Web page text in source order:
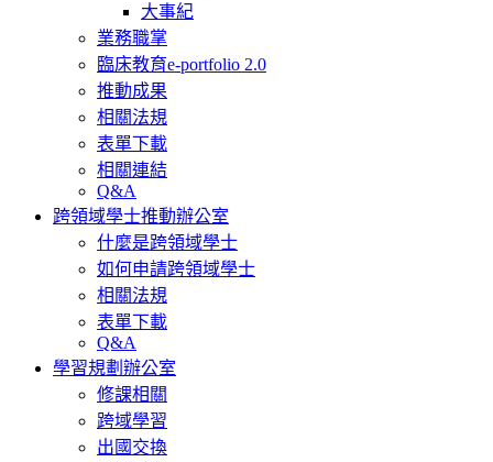
大事紀
業務職掌
臨床教育e-portfolio 2.0
推動成果
相關法規
表單下載
相關連結
Q&A
跨領域學士推動辦公室
什麼是跨領域學士
如何申請跨領域學士
相關法規
表單下載
Q&A
學習規劃辦公室
修課相關
跨域學習
出國交換